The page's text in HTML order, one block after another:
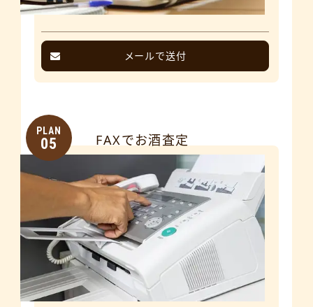
メールで送付
PLAN
05 FAXでお酒査定